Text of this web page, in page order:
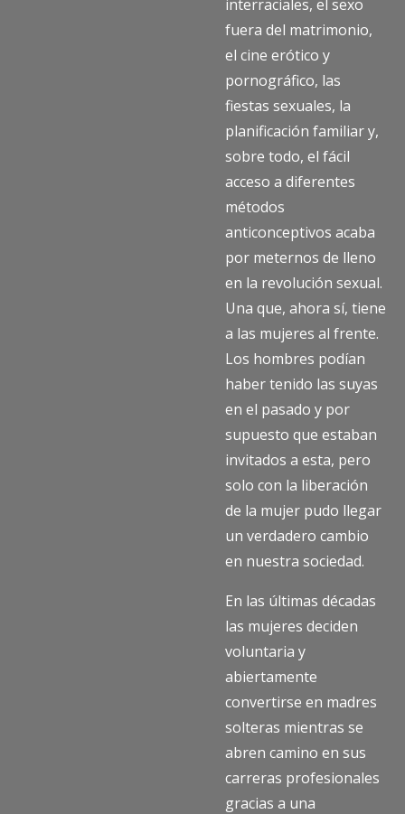
interraciales, el sexo
fuera del matrimonio,
el cine erótico y
pornográfico, las
fiestas sexuales, la
planificación familiar y,
sobre todo, el fácil
acceso a diferentes
métodos
anticonceptivos acaba
por meternos de lleno
en la revolución sexual.
Una que, ahora sí, tiene
a las mujeres al frente.
Los hombres podían
haber tenido las suyas
en el pasado y por
supuesto que estaban
invitados a esta, pero
solo con la liberación
de la mujer pudo llegar
un verdadero cambio
en nuestra sociedad.
En las últimas décadas
las mujeres deciden
voluntaria y
abiertamente
convertirse en madres
solteras mientras se
abren camino en sus
carreras profesionales
gracias a una